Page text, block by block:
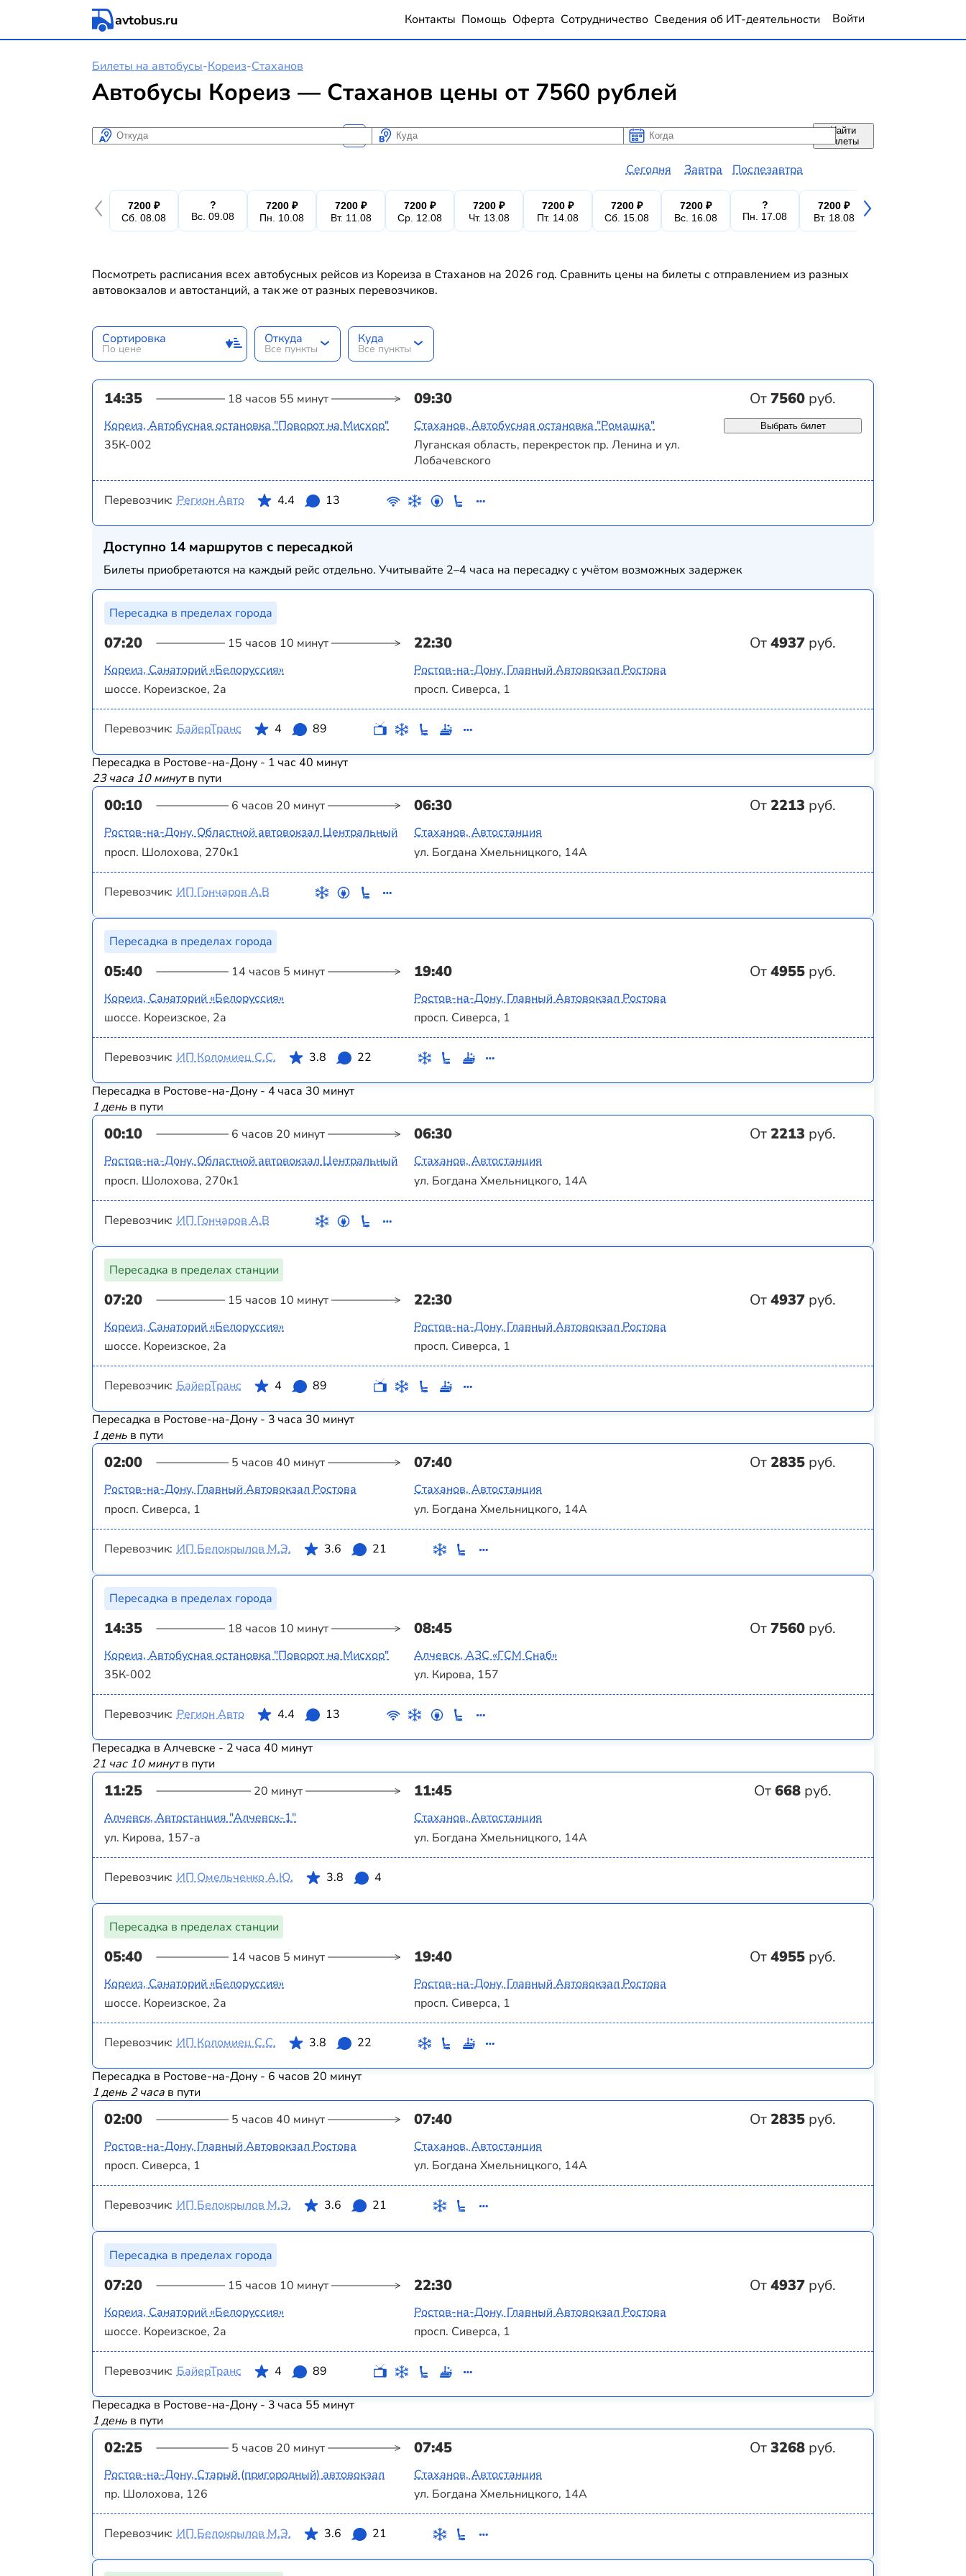
avtobus.ru Контакты Помощь Оферта Сотрудничество Сведения об ИТ-деятельности Войти
Билеты на автобусы-Кореиз-Стаханов
Автобусы Кореиз — Стаханов цены от 7560 рублей
Откуда Куда Когда
Когда
Сегодня Завтра Послезавтра
Найти
билеты
7200 ₽
Сб. 08.08
?
Вс. 09.08
7200 ₽
Пн. 10.08
7200 ₽
Вт. 11.08
7200 ₽
Ср. 12.08
7200 ₽
Чт. 13.08
7200 ₽
Пт. 14.08
7200 ₽
Сб. 15.08
7200 ₽
Вс. 16.08
?
Пн. 17.08
7200 ₽
Вт. 18.08
Посмотреть расписания всех автобусных рейсов из Кореиза в Стаханов на 2026 год. Сравнить цены на билеты с отправлением из разных
автовокзалов и автостанций, а так же от разных перевозчиков.
Сортировка
По цене
Откуда
Все пункты
Куда
Все пункты
14:35 18 часов 55 минут 09:30 От7560 руб.
Кореиз, Автобусная остановка "Поворот на Мисхор"
35К-002
Стаханов, Автобусная остановка "Ромашка"
Луганская область, перекресток пр. Ленина и ул.
Лобачевского
Выбрать билет
Перевозчик: Регион Авто 4.4 13
Доступно 14 маршрутов с пересадкой
Билеты приобретаются на каждый рейс отдельно. Учитывайте 2–4 часа на пересадку с учётом возможных задержек
Пересадка в пределах города
07:20 15 часов 10 минут 22:30 От4937 руб.
Кореиз, Санаторий «Белоруссия»
шоссе. Кореизское, 2а
Ростов-на-Дону, Главный Автовокзал Ростова
просп. Сиверса, 1
Перевозчик: БайерТранс 4 89
Пересадка в Ростове-на-Дону - 1 час 40 минут
23 часа 10 минутв пути
00:10 6 часов 20 минут 06:30 От2213 руб.
Ростов-на-Дону, Областной автовокзал Центральный
просп. Шолохова, 270к1
Стаханов, Автостанция
ул. Богдана Хмельницкого, 14А
Перевозчик: ИП Гончаров А.В
Пересадка в пределах города
05:40 14 часов 5 минут 19:40 От4955 руб.
Кореиз, Санаторий «Белоруссия»
шоссе. Кореизское, 2а
Ростов-на-Дону, Главный Автовокзал Ростова
просп. Сиверса, 1
Перевозчик: ИП Коломиец С.С. 3.8 22
Пересадка в Ростове-на-Дону - 4 часа 30 минут
1 день в пути
00:10 6 часов 20 минут 06:30 От2213 руб.
Ростов-на-Дону, Областной автовокзал Центральный
просп. Шолохова, 270к1
Стаханов, Автостанция
ул. Богдана Хмельницкого, 14А
Перевозчик: ИП Гончаров А.В
Пересадка в пределах станции
07:20 15 часов 10 минут 22:30 От4937 руб.
Кореиз, Санаторий «Белоруссия»
шоссе. Кореизское, 2а
Ростов-на-Дону, Главный Автовокзал Ростова
просп. Сиверса, 1
Перевозчик: БайерТранс 4 89
Пересадка в Ростове-на-Дону - 3 часа 30 минут
1 день в пути
02:00 5 часов 40 минут 07:40 От2835 руб.
Ростов-на-Дону, Главный Автовокзал Ростова
просп. Сиверса, 1
Стаханов, Автостанция
ул. Богдана Хмельницкого, 14А
Перевозчик: ИП Белокрылов М.Э. 3.6 21
Пересадка в пределах города
14:35 18 часов 10 минут 08:45 От7560 руб.
Кореиз, Автобусная остановка "Поворот на Мисхор"
35К-002
Алчевск, АЗС «ГСМ Снаб»
ул. Кирова, 157
Перевозчик: Регион Авто 4.4 13
Пересадка в Алчевске - 2 часа 40 минут
21 час 10 минутв пути
11:25 20 минут 11:45 От668 руб.
Алчевск, Автостанция "Алчевск-1"
ул. Кирова, 157-а
Стаханов, Автостанция
ул. Богдана Хмельницкого, 14А
Перевозчик: ИП Омельченко А.Ю. 3.8 4
Пересадка в пределах станции
05:40 14 часов 5 минут 19:40 От4955 руб.
Кореиз, Санаторий «Белоруссия»
шоссе. Кореизское, 2а
Ростов-на-Дону, Главный Автовокзал Ростова
просп. Сиверса, 1
Перевозчик: ИП Коломиец С.С. 3.8 22
Пересадка в Ростове-на-Дону - 6 часов 20 минут
1 день 2 часа в пути
02:00 5 часов 40 минут 07:40 От2835 руб.
Ростов-на-Дону, Главный Автовокзал Ростова
просп. Сиверса, 1
Стаханов, Автостанция
ул. Богдана Хмельницкого, 14А
Перевозчик: ИП Белокрылов М.Э. 3.6 21
Пересадка в пределах города
07:20 15 часов 10 минут 22:30 От4937 руб.
Кореиз, Санаторий «Белоруссия»
шоссе. Кореизское, 2а
Ростов-на-Дону, Главный Автовокзал Ростова
просп. Сиверса, 1
Перевозчик: БайерТранс 4 89
Пересадка в Ростове-на-Дону - 3 часа 55 минут
1 день в пути
02:25 5 часов 20 минут 07:45 От3268 руб.
Ростов-на-Дону, Старый (пригородный) автовокзал
пр. Шолохова, 126
Стаханов, Автостанция
ул. Богдана Хмельницкого, 14А
Перевозчик: ИП Белокрылов М.Э. 3.6 21